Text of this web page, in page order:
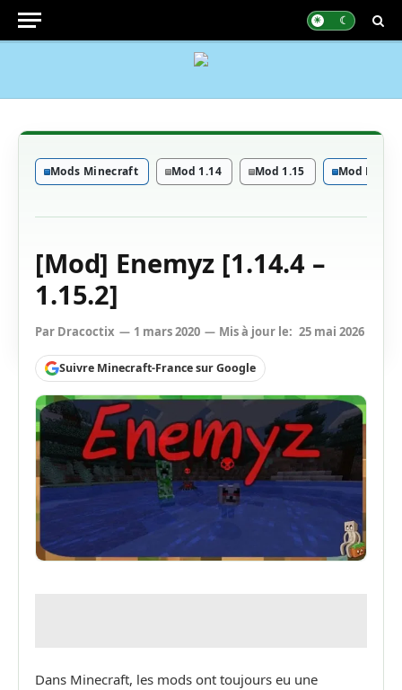
Mods Minecraft Mod 1.14 Mod 1.15 Mod Divers
[Mod] Enemyz [1.14.4 –
1.15.2]
Par Dracoctix 1 mars 2020 Mis à jour le: 25 mai 2026
Suivre Minecraft-France sur Google
Dans Minecraft, les mods ont toujours eu une